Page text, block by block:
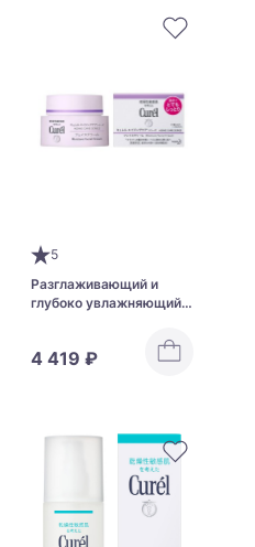
5
Разглаживающий и
глубоко увлажняющий
Care Series Moisture
Cream
4 419 ₽